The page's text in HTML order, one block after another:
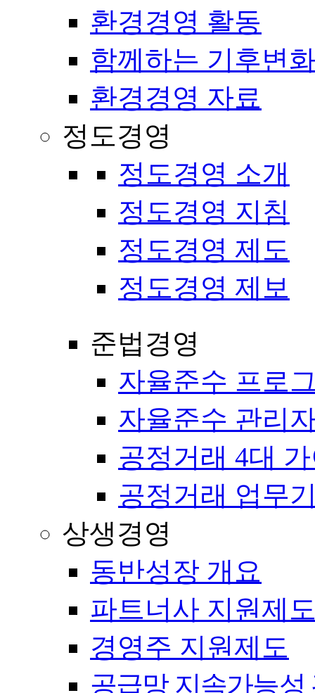
환경경영 활동
함께하는 기후변
환경경영 자료
정도경영
정도경영 소개
정도경영 지침
정도경영 제도
정도경영 제보
준법경영
자율준수 프로
자율준수 관리
공정거래 4대
공정거래 업무
상생경영
동반성장 개요
파트너사 지원제
경영주 지원제도
공급망 지속가능성